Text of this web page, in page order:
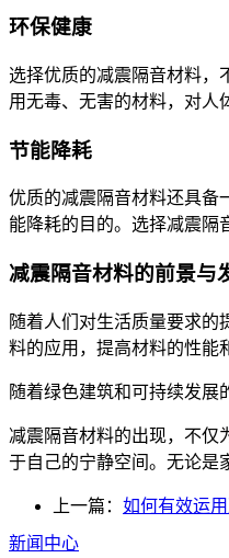
环保健康
选择优质的减震隔音材料，
用无毒、无害的材料，对人
节能降耗
优质的减震隔音材料还具备
能降耗的目的。选择减震隔
减震隔音材料的前景与
随着人们对生活质量要求的
料的应用，提高材料的性能
随着绿色建筑和可持续发展
减震隔音材料的出现，不仅
于自己的宁静空间。无论是
上一篇： 如何有效运
新闻中心